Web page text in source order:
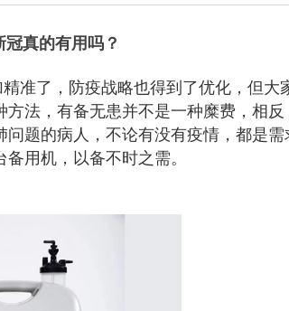
真的有用吗？
准了，防疫战略也得到了优化，但大
法，有备无患并不是一种糜费，相反
题的病人，不论有没有疫情，都是需
用机，以备不时之需。